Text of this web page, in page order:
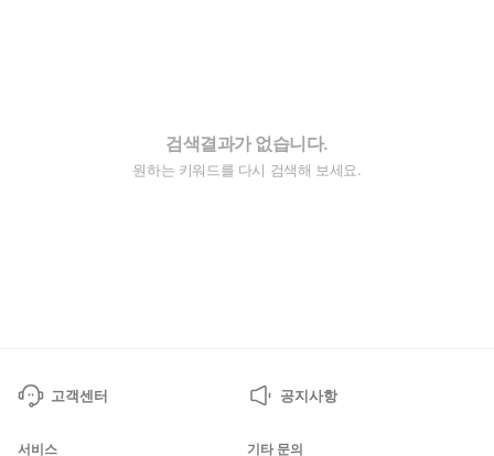
검색결과가 없습니다.
원하는 키워드를 다시 검색해 보세요.
고객센터 공지사항
서비스 기타 문의